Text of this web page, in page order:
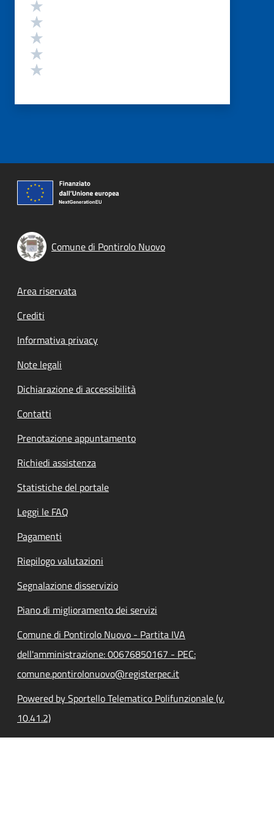
Comune di Pontirolo Nuovo
Footer menu
Area riservata
Crediti
Informativa privacy
Note legali
Dichiarazione di accessibilità
Contatti
Prenotazione appuntamento
Richiedi assistenza
Statistiche del portale
Leggi le FAQ
Pagamenti
Riepilogo valutazioni
Segnalazione disservizio
Piano di miglioramento dei servizi
Comune di Pontirolo Nuovo - Partita IVA
dell'amministrazione: 00676850167 - PEC:
comune.pontirolonuovo@registerpec.it
Powered by Sportello Telematico Polifunzionale (v.
10.41.2)